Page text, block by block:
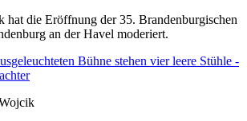
hat die Eröffnung der 35. Brandenburgischen
an der Havel moderiert.